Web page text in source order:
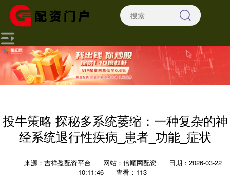
投牛策略 探秘多系统萎缩：一种复杂的神
经系统退行性疾病_患者_功能_症状
来源：吉祥盈配资平台 网站：倍顺网配资
日期：2026-03-22
10:11:46
查看：113